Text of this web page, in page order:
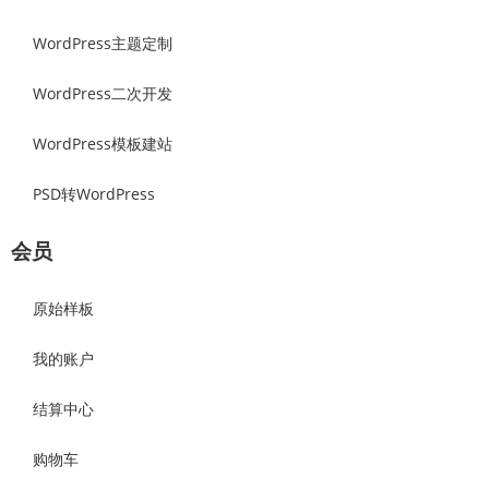
WordPress主题定制
WordPress二次开发
WordPress模板建站
PSD转WordPress
会员
原始样板
我的账户
结算中心
购物车